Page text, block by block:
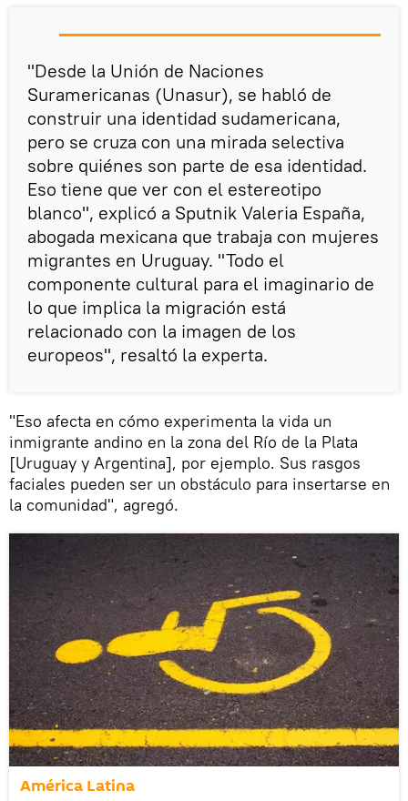
"Desde la Unión de Naciones
Suramericanas (Unasur), se habló de
construir una identidad sudamericana,
pero se cruza con una mirada selectiva
sobre quiénes son parte de esa identidad.
Eso tiene que ver con el estereotipo
blanco", explicó a Sputnik Valeria España,
abogada mexicana que trabaja con mujeres
migrantes en Uruguay. "Todo el
componente cultural para el imaginario de
lo que implica la migración está
relacionado con la imagen de los
europeos", resaltó la experta.
"Eso afecta en cómo experimenta la vida un
inmigrante andino en la zona del Río de la Plata
[Uruguay y Argentina], por ejemplo. Sus rasgos
faciales pueden ser un obstáculo para insertarse en
la comunidad", agregó.
América Latina